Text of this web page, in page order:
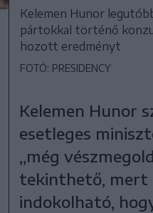
Kelemen Hunor
pártokkal történő
hozott eredményt
FOTÓ: PRESIDENCY
Kelemen Hunor
esetleges
,,még
tekinthető, mert
indokolható,